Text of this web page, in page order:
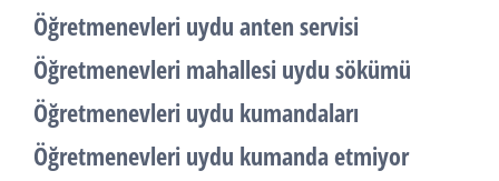
Öğretmenevleri uydu anten servisi
Öğretmenevleri mahallesi uydu sökümü
Öğretmenevleri uydu kumandaları
Öğretmenevleri uydu kumanda etmiyor